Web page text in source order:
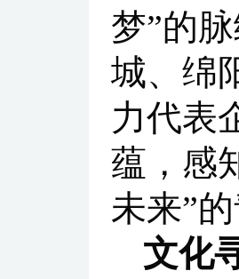
梦”的
城、绵
力代表
蕴，感
未来”
文化